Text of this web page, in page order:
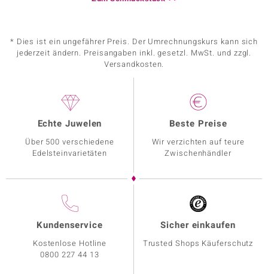
* Dies ist ein ungefährer Preis. Der Umrechnungskurs kann sich
jederzeit ändern. Preisangaben inkl. gesetzl. MwSt. und zzgl.
Versandkosten.
Echte Juwelen
Über 500 verschiedene
Edelsteinvarietäten
Beste Preise
Wir verzichten auf teure
Zwischenhändler
Kundenservice
Kostenlose Hotline
0800 227 44 13
Sicher einkaufen
Trusted Shops Käuferschutz